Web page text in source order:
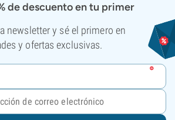
de descuento en tu primer
newsletter y sé el primero en
y ofertas exclusivas.